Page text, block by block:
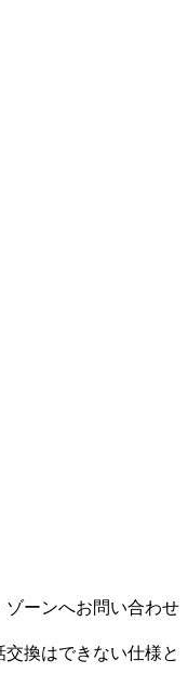
ーンへお問い合わせ
換はできない仕様と